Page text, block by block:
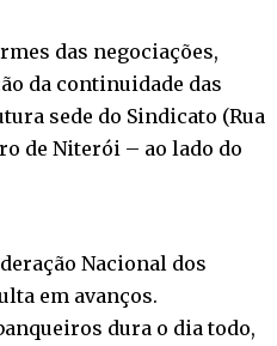
das negociações,
da continuidade das
sede do Sindicato (Rua
de Niterói – ao lado do
Nacional dos
em avanços.
dura o dia todo,